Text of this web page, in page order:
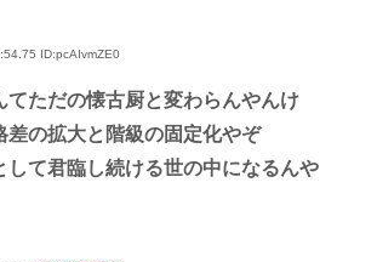
ID:pcAIvmZE0
てただの懐古厨と変わらんやんけ
差の拡大と階級の固定化やぞ
して君臨し続ける世の中になるんや